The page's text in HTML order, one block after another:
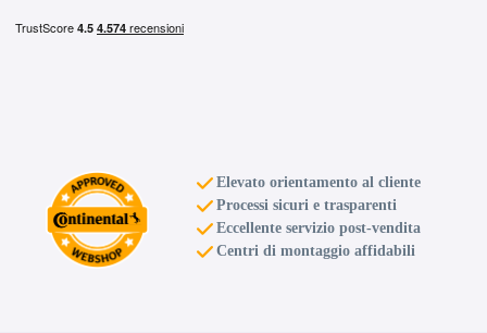
Elevato orientamento al cliente
Processi sicuri e trasparenti
Eccellente servizio post-vendita
Centri di montaggio affidabili